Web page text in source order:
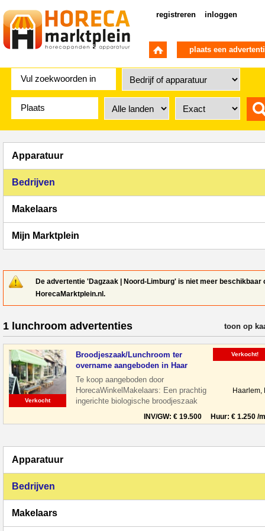
registreren inloggen
plaats een
Apparatuur
Bedrijven
Makelaars
Mijn Marktplein
De advertentie 'Dagzaak | Noord-Limburg' is niet meer beschikbaar
HorecaMarktplein.nl.
1 lunchroom advertenties verfijn
toon op
Verkocht
Broodjeszaak/Lunchroom ter
overname aangeboden in Haar
Te koop aangeboden door
HorecaWinkelMakelaars: Een prachtig
ingerichte biologische broodjeszaak
gelegen midden in het centrum van
Haarlem tussen de le
Haarlem,
INV/GW: € 19.500 Huur: € 1.250 /
Verkocht!
Apparatuur
Bedrijven
Makelaars